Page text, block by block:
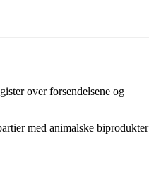
over forsendelsene og
med animalske biprodukter